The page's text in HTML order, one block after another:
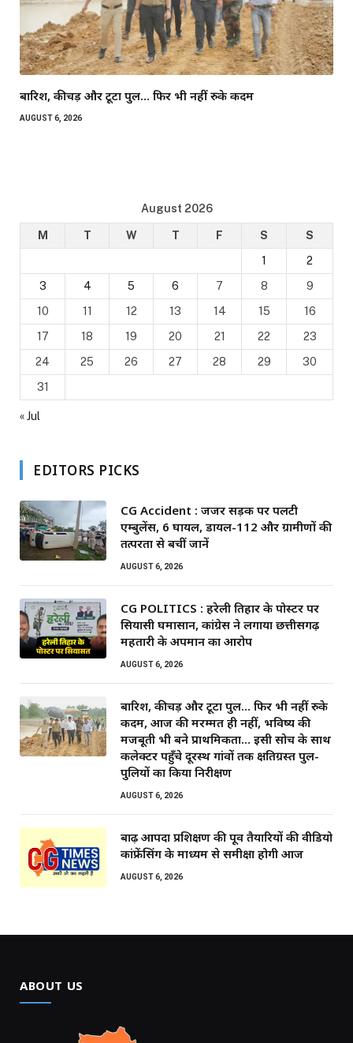
बारिश, कीचड़ और टूटा पुल… फिर भी नहीं रुके कदम
AUGUST 6, 2026
August 2026
M T W T F S
S
1
2
3
4 5 6 7 8
9
10
11 12 13 14 15
16
17
18 19 20 21 22
23
24
25 26 27 28 29
30
31
« Jul
EDITORS PICKS
CG Accident : जर्जर सड़क पर पलटी
एम्बुलेंस, 6 घायल, डायल-112 और ग्रामीणों की
तत्परता से बचीं जानें
AUGUST 6, 2026
CG POLITICS : हरेली तिहार के पोस्टर पर
सियासी घमासान, कांग्रेस ने लगाया छत्तीसगढ़
महतारी के अपमान का आरोप
AUGUST 6, 2026
बारिश, कीचड़ और टूटा पुल… फिर भी नहीं रुके
कदम, आज की मरम्मत ही नहीं, भविष्य की
मजबूती भी बने प्राथमिकता… इसी सोच के साथ
कलेक्टर पहुँचे दूरस्थ गांवों तक क्षतिग्रस्त पुल-
पुलियों का किया निरीक्षण
AUGUST 6, 2026
बाढ़ आपदा प्रशिक्षण की पूर्व तैयारियों की वीडियो
कांफ्रेंसिंग के माध्यम से समीक्षा होगी आज
AUGUST 6, 2026
ABOUT US